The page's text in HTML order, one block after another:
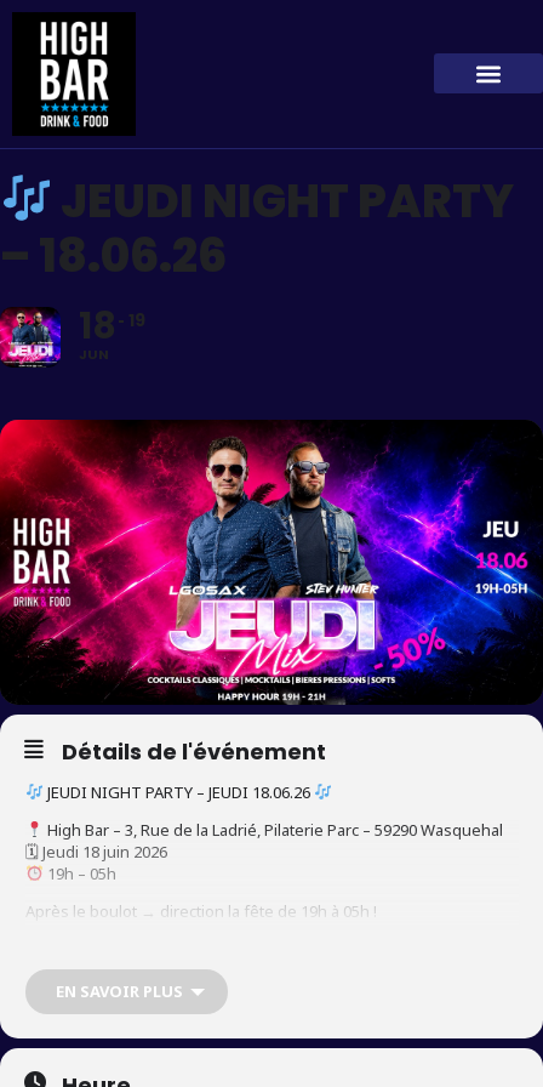
JEUDI NIGHT PARTY
– 18.06.26
18
JUN
19
Détails de l'événement
JEUDI NIGHT PARTY – JEUDI 18.06.26
High Bar – 3, Rue de la Ladrié, Pilaterie Parc – 59290 Wasquehal
🗓 Jeudi 18 juin 2026
19h – 05h
Après le boulot → direction la fête de 19h à 05h !
PROGRAMME MUSICAL
Warm-up open format, groove parfait pour lancer la soirée.
EN SAVOIR PLUS